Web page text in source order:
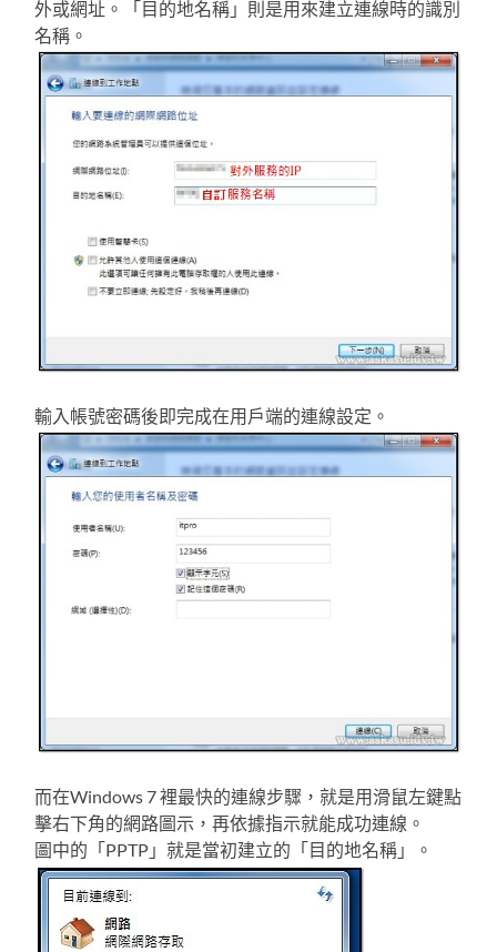
外或網址。「目的地名稱」則是用來建立連線時的識別
名稱。
輸入帳號密碼後即完成在用戶端的連線設定。
而在Windows 7 裡最快的連線步驟，就是用滑鼠左鍵點
擊右下角的網路圖示，再依據指示就能成功連線。
圖中的「PPTP」就是當初建立的「目的地名稱」。